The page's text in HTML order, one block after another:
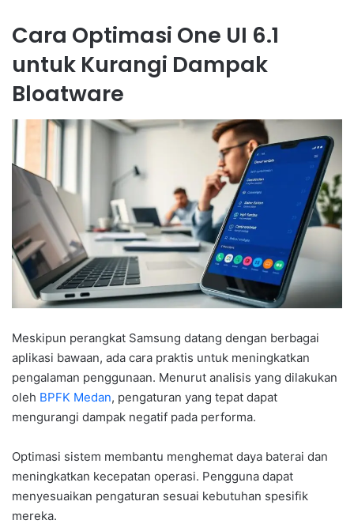
Cara Optimasi One UI 6.1
untuk Kurangi Dampak
Bloatware
Meskipun perangkat Samsung datang dengan berbagai
aplikasi bawaan, ada cara praktis untuk meningkatkan
pengalaman penggunaan. Menurut analisis yang dilakukan
oleh BPFK Medan, pengaturan yang tepat dapat
mengurangi dampak negatif pada performa.
Optimasi sistem membantu menghemat daya baterai dan
meningkatkan kecepatan operasi. Pengguna dapat
menyesuaikan pengaturan sesuai kebutuhan spesifik
mereka.